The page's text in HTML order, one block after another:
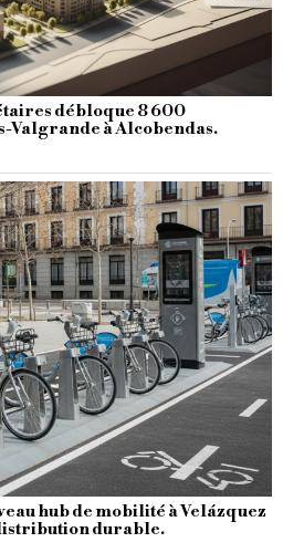
débloque 8 600
Valgrande à Alcobendas.
hub de mobilité à Velázquez
durable.